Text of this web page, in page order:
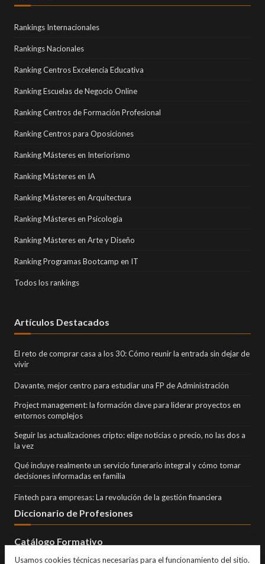
Rankings Internacionales
Rankings Nacionales
Ranking Centros Excelencia Educativa
Ranking Escuelas de Negocio Online
Ranking Centros de Formación Profesional
Ranking Centros para Oposiciones
Ranking Másteres en Interiorismo
Ranking Másteres en IA
Ranking Másteres en Arquitectura
Ranking Másteres en Psicología
Ranking Másteres en Arte y Diseño
Ranking Programas Bootcamp en IT
Todos los rankings
Artículos Destacados
El reto de comprar casa a los 30: Cómo reunir la entrada sin dejar de
vivir
Davante, mejor centro para estudiar una FP de Administración
Project management: la formación clave para liderar proyectos en
entornos complejos
Seguir las actualizaciones cripto: elige noticias o precio, no las dos a
la vez
Qué incluye realmente un servicio funerario integral y cómo tomar
decisiones informadas en familia
Fintech para empresas: La revolución de la gestión financiera
Diccionario de Profesiones
Catálogo Formativo
Usamos cookies técnicas necesarias para el funcionamiento del sitio.